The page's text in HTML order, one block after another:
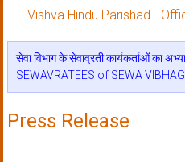
Vishva Hindu Parishad -
सेवा विभाग के सेवाव्रती कार्यकर्ताओं का
SEWAVRATEES of SEWA
Press Release